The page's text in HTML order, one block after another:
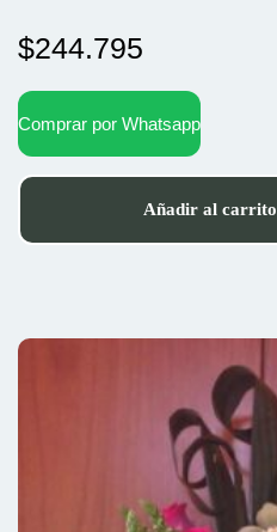
$244.795
Comprar por Whatsapp
Añadir al carrito